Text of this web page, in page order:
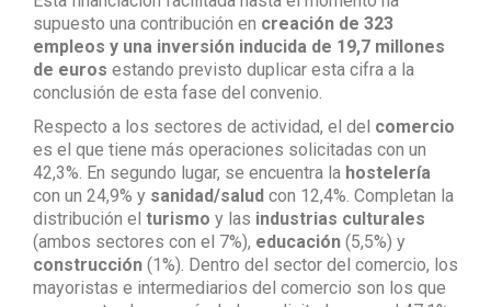
supuesto una contribución en creación de 323
empleos y una inversión inducida de 19,7 millones
de euros estando previsto duplicar esta cifra a la
conclusión de esta fase del convenio.
Respecto a los sectores de actividad, el del comercio
es el que tiene más operaciones solicitadas con un
42,3%. En segundo lugar, se encuentra la hostelería
con un 24,9% y sanidad/salud con 12,4%. Completan la
distribución el turismo y las industrias culturales
(ambos sectores con el 7%), educación (5,5%) y
construcción (1%). Dentro del sector del comercio, los
mayoristas e intermediarios del comercio son los que